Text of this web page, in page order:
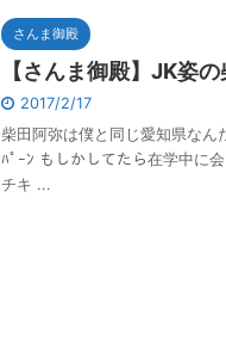
さんま御殿
【さんま御殿】JK姿
2017/2/17
柴田阿弥は僕と同じ愛知県な
ﾊﾟｰﾝ もしかしてたら在学中に
チキ ...